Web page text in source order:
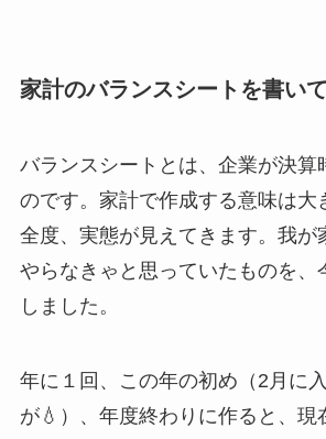
家計のバランスシートを書い
バランスシートとは、企業が決算
のです。家計で作成する意味は大
全度、実態が見えてきます。我が
やらなきゃと思っていたものを、
しました。
年に１回、この年の初め（2月に
が💧）、年度終わりに作ると、現